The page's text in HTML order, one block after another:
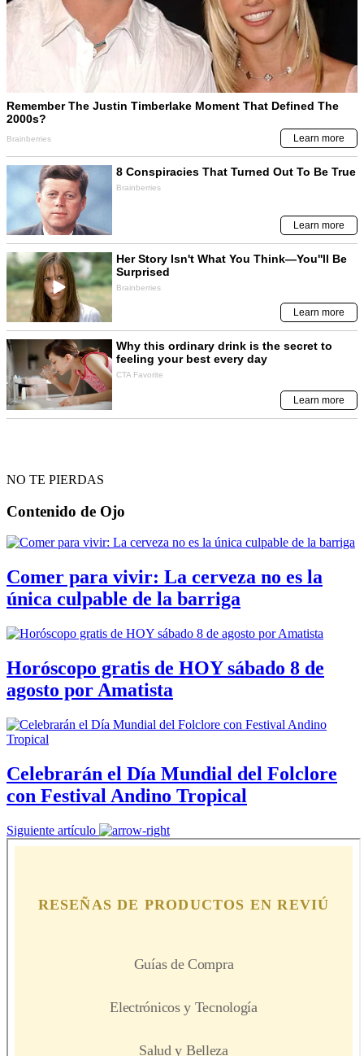
NO TE PIERDAS
Contenido de Ojo
Comer para vivir: La cerveza no es la
única culpable de la barriga
Horóscopo gratis de HOY sábado 8 de
agosto por Amatista
Celebrarán el Día Mundial del Folclore
con Festival Andino Tropical
Siguiente artículo